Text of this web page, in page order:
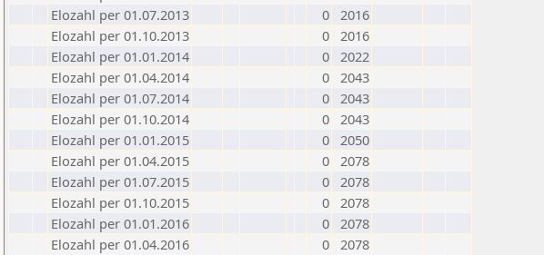
Elozahl per 01.07.2013
0 2016
Elozahl per 01.10.2013
0 2016
Elozahl per 01.01.2014
0 2022
Elozahl per 01.04.2014
0 2043
Elozahl per 01.07.2014
0 2043
Elozahl per 01.10.2014
0 2043
Elozahl per 01.01.2015
0 2050
Elozahl per 01.04.2015
0 2078
Elozahl per 01.07.2015
0 2078
Elozahl per 01.10.2015
0 2078
Elozahl per 01.01.2016
0 2078
Elozahl per 01.04.2016
0 2078